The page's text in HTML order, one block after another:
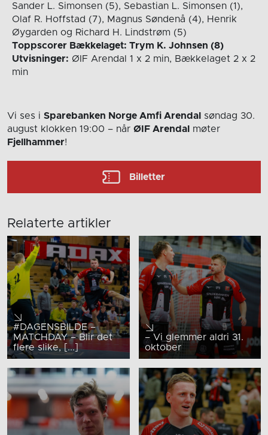
Sander L. Simonsen (5), Sebastian L. Simonsen (1),
Olaf R. Hoffstad (7), Magnus Søndenå (4), Henrik
Øygarden og Richard H. Lindstrøm (5)
Toppscorer Bækkelaget: Trym K. Johnsen (8)
Utvisninger: ØIF Arendal 1 x 2 min, Bækkelaget 2 x 2
min
Vi ses i Sparebanken Norge Amfi Arendal
søndag 30.
august klokken 19:00 – når ØIF Arendal
møter
Fjellhammer!
Billetter
Relaterte artikler
#DAGENSBILDE –
MATCHDAY – Blir det
flere slike, [...]
– Vi glemmer aldri 31.
oktober